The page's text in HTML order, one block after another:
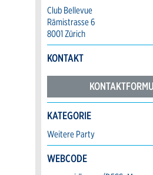
Club Bellevue
Rämistrasse 6
8001 Zürich
KONTAKT
KATEGORIE
Weitere Party
WEBCODE